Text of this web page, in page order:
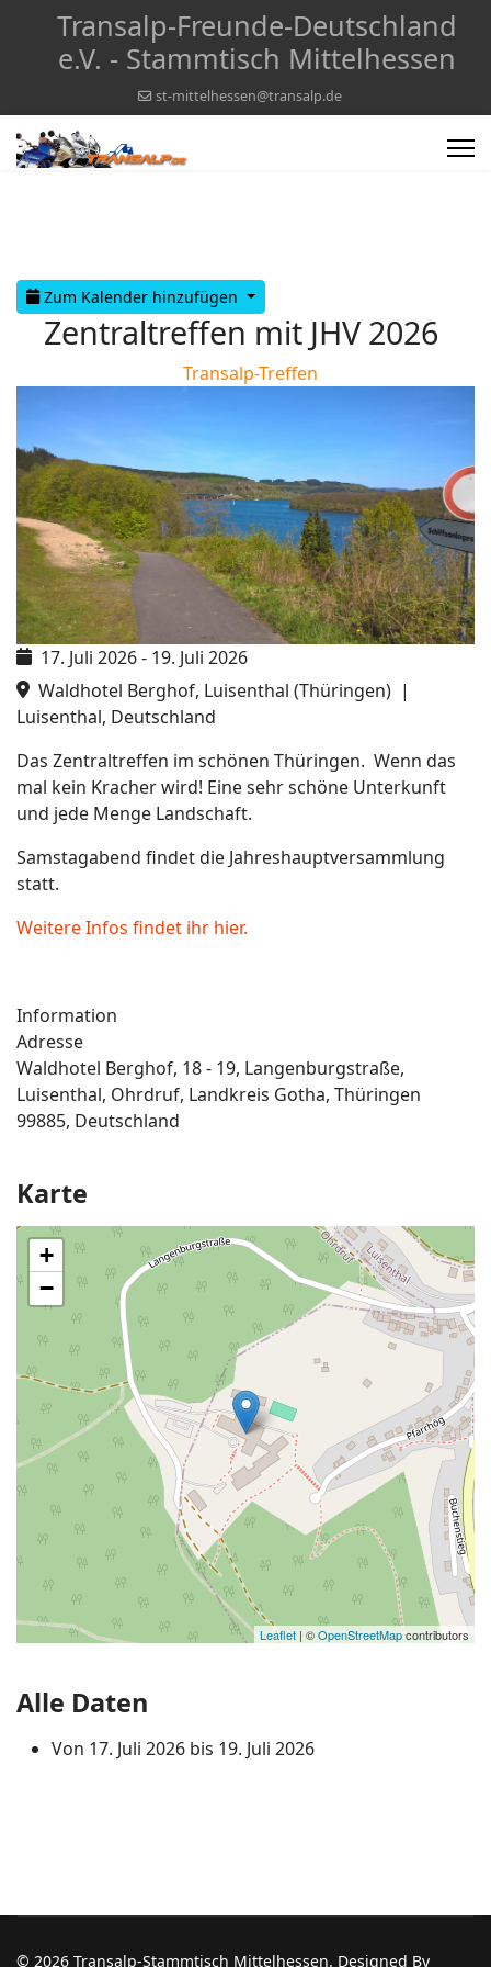
Transalp-Freunde-Deutschland
e.V. - Stammtisch Mittelhessen
st-mittelhessen@transalp.de
Zum Kalender hinzufügen
Zentraltreffen mit JHV 2026
Transalp-Treffen
17. Juli 2026- 19. Juli 2026
Waldhotel Berghof, Luisenthal (Thüringen) |
Luisenthal, Deutschland
Das Zentraltreffen im schönen Thüringen. Wenn das
mal kein Kracher wird! Eine sehr schöne Unterkunft
und jede Menge Landschaft.
Samstagabend findet die Jahreshauptversammlung
statt.
Weitere Infos findet ihr hier.
Information
Adresse
Waldhotel Berghof, 18 - 19, Langenburgstraße,
Luisenthal, Ohrdruf, Landkreis Gotha, Thüringen
99885, Deutschland
Karte
+
−
Leaflet | ©OpenStreetMapcontributors
Alle Daten
Von 17. Juli 2026 bis 19. Juli 2026
© 2026 Transalp-Stammtisch Mittelhessen. Designed By